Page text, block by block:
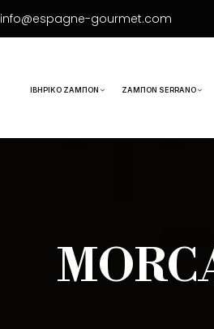
info@espagne-gourmet.com
ΙΒΗΡΙΚΌ ΖΑΜΠΌΝ ΖΑΜΠΌΝ SERRANO